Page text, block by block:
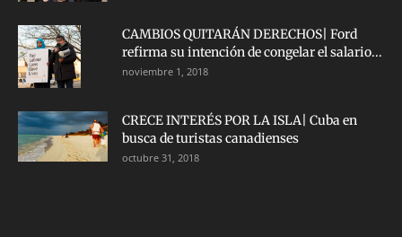
CAMBIOS QUITARÁN DERECHOS| Ford
refirma su intención de congelar el salario...
noviembre 1, 2018
CRECE INTERÉS POR LA ISLA| Cuba en
busca de turistas canadienses
octubre 31, 2018